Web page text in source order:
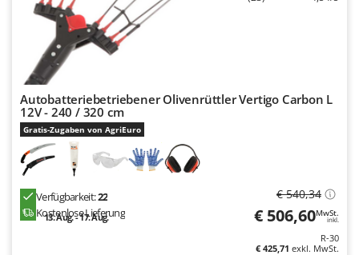
Autobatteriebetriebener Olivenrüttler Vertigo Carbon L
12V - 240 / 320 cm
Gratis-Zugaben von AgriEuro
Verfügbarkeit:22
Kostenlose Lieferung
13. Aug. - 17. Aug.
€ 540,34
€ 506,60MwSt.
inkl.
R-30
€ 425,71 exkl. MwSt.